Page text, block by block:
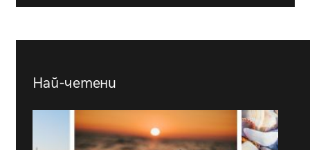
Най-четени